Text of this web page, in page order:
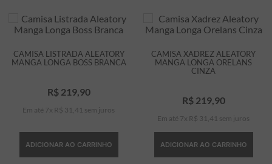
CAMISA LISTRADA ALEATORY
MANGA LONGA BOSS BRANCA
R$ 219, 90
Em até 7 x R$ 31 41 sem juros
ADICIONAR AO CARRINHO
CAMISA XADREZ ALEATORY
MANGA LONGA ORELANS
CINZA
R$ 219, 90
Em até 7 x R$ 31 41 sem juros
ADICIONAR AO CARRINHO